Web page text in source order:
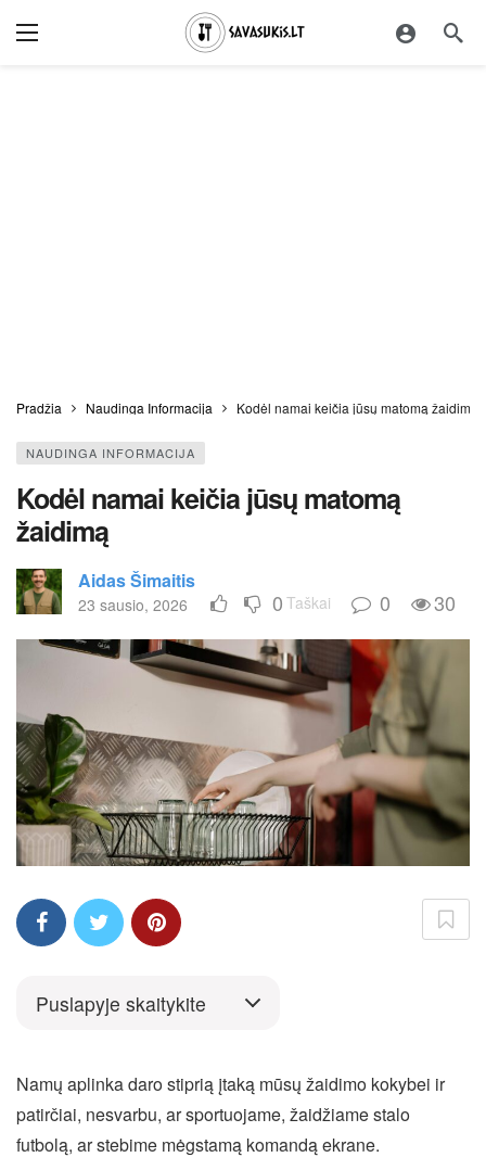
Pradžia Naudinga Informacija Kodėl namai keičia jūsų matomą žaidimą
NAUDINGA INFORMACIJA
Kodėl namai keičia jūsų matomą
žaidimą
Aidas Šimaitis
23 sausio, 2026 0 Taškai 0 30
Puslapyje skaitykite
Namų aplinka daro stiprią įtaką mūsų žaidimo kokybei ir
patirčiai, nesvarbu, ar sportuojame, žaidžiame stalo
futbolą, ar stebime mėgstamą komandą ekrane.